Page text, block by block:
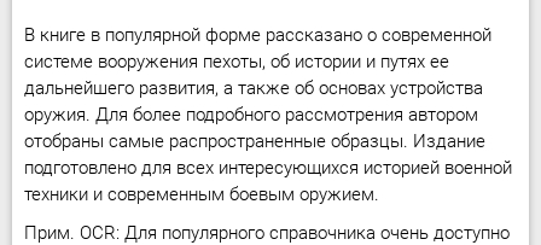
В книге в популярной форме рассказано о современной
системе вооружения пехоты, об истории и путях ее
дальнейшего развития, а также об основах устройства
оружия. Для более подробного рассмотрения автором
отобраны самые распространенные образцы. Издание
подготовлено для всех интересующихся историей военной
техники и современным боевым оружием.
Прим. OCR: Для популярного справочника очень доступно